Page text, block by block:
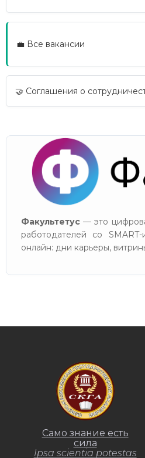
💼 Все вакансии
🤝 Соглашения о
Факультетус — это
работодателей со
онлайн: дни карьеры,
Само знание есть
сила
Ipsa scientia potestas